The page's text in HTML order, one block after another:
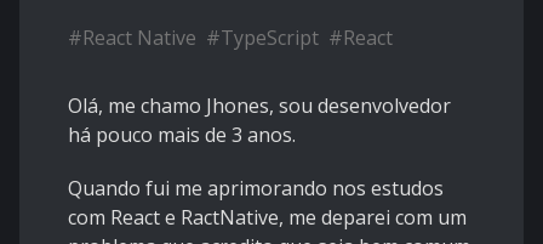
#React Native #TypeScript #React
Olá, me chamo Jhones, sou desenvolvedor
há pouco mais de 3 anos.
Quando fui me aprimorando nos estudos
com React e RactNative, me deparei com um